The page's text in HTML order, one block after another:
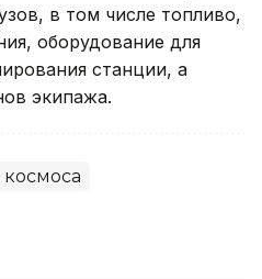
в том числе топливо,
оборудование для
станции, а
экипажа.